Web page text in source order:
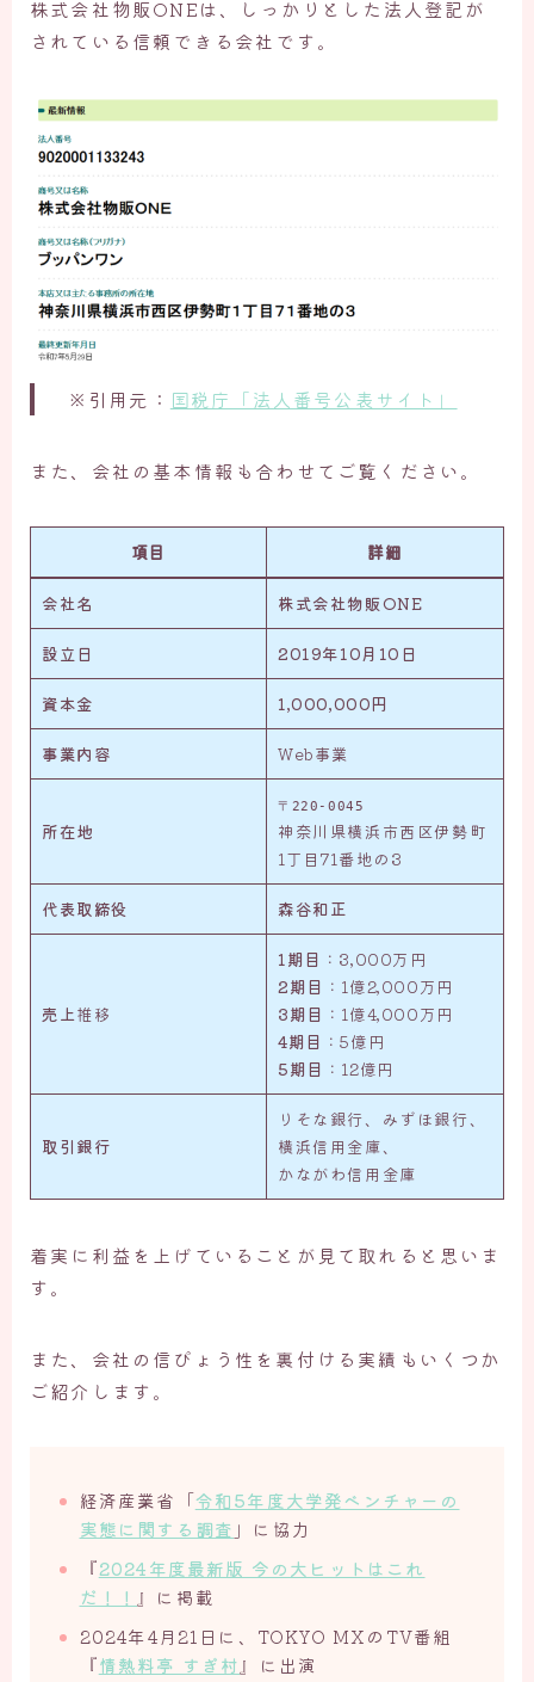
株式会社物販ONEは、しっかりとした法人登記が
されている信頼できる会社です。
※引用元： 国税庁「法人番号公表サイト」
また、会社の基本情報も合わせてご覧ください。
項目 詳細
会社名 株式会社物販ONE
設立日 2019年10月10日
資本金 1,000,000円
事業内容 Web事業
所在地
〒220-0045
神奈川県横浜市西区伊勢町
1丁目71番地の3
代表取締役 森谷和正
売上推移
1期目 ：3,000万円
2期目 ：1億2,000万円
3期目 ：1億4,000万円
4期目 ：5億円
5期目 ：12億円
取引銀行
りそな銀行、みずほ銀行、
横浜信用金庫、
かながわ信用金庫
着実に利益を上げていることが見て取れると思いま
す。
また、会社の信ぴょう性を裏付ける実績もいくつか
ご紹介します。
経済産業省「令和5年度大学発ベンチャーの
実態に関する調査 」に協力
『2024年度最新版 今の大ヒットはこれ
だ！！ 』に掲載
2024年4月21日に、TOKYO MXのTV番組
『情熱料亭 すぎ村』に出演